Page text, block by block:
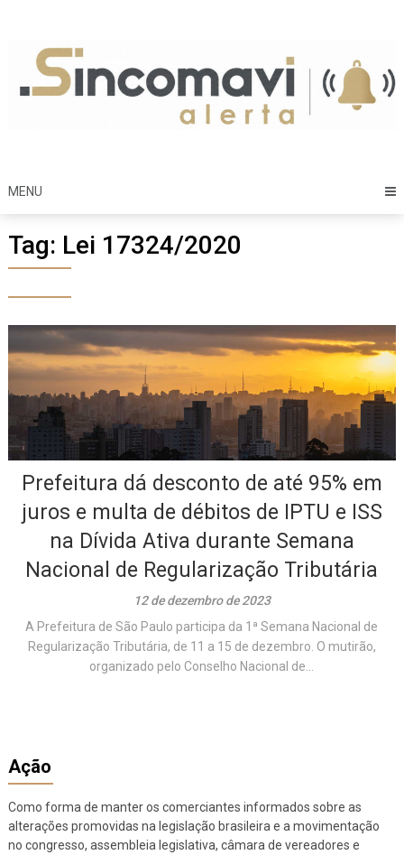
content
MENU
Tag: Lei 17324/2020
Prefeitura dá desconto de até 95% em
juros e multa de débitos de IPTU e ISS
na Dívida Ativa durante Semana
Nacional de Regularização Tributária
12 de dezembro de 2023
A Prefeitura de São Paulo participa da 1ª Semana Nacional de
Regularização Tributária, de 11 a 15 de dezembro. O mutirão,
organizado pelo Conselho Nacional de...
Ação
Como forma de manter os comerciantes informados sobre as
alterações promovidas na legislação brasileira e a movimentação
no congresso, assembleia legislativa, câmara de vereadores e